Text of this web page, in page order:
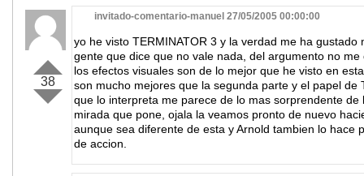
38
invitado-comentario-manuel 27/05/2005 00:00:00
yo he visto TERMINATOR 3 y la verdad me ha gustado
gente que dice que no vale nada, del argumento no
los efectos visuales son de lo mejor que he visto en
son mucho mejores que la segunda parte y el papel de
que lo interpreta me parece de lo mas sorprendente de
mirada que pone, ojala la veamos pronto de nuevo
aunque sea diferente de esta y Arnold tambien lo hace
de accion.